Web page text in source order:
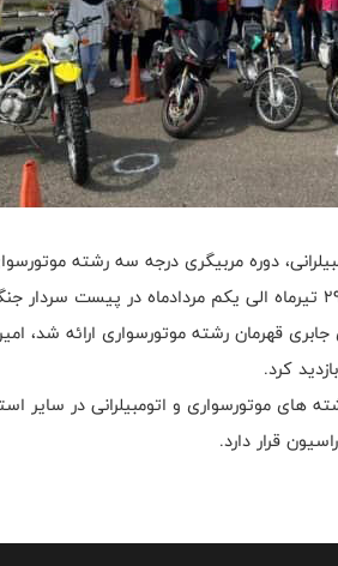
دوره مربیگری درجه سه رشته
قهرمان رشته موتورسواری ارائه شد،
کرد.
موتورسواری و اتومبیلرانی در سایر
قرار دارد.